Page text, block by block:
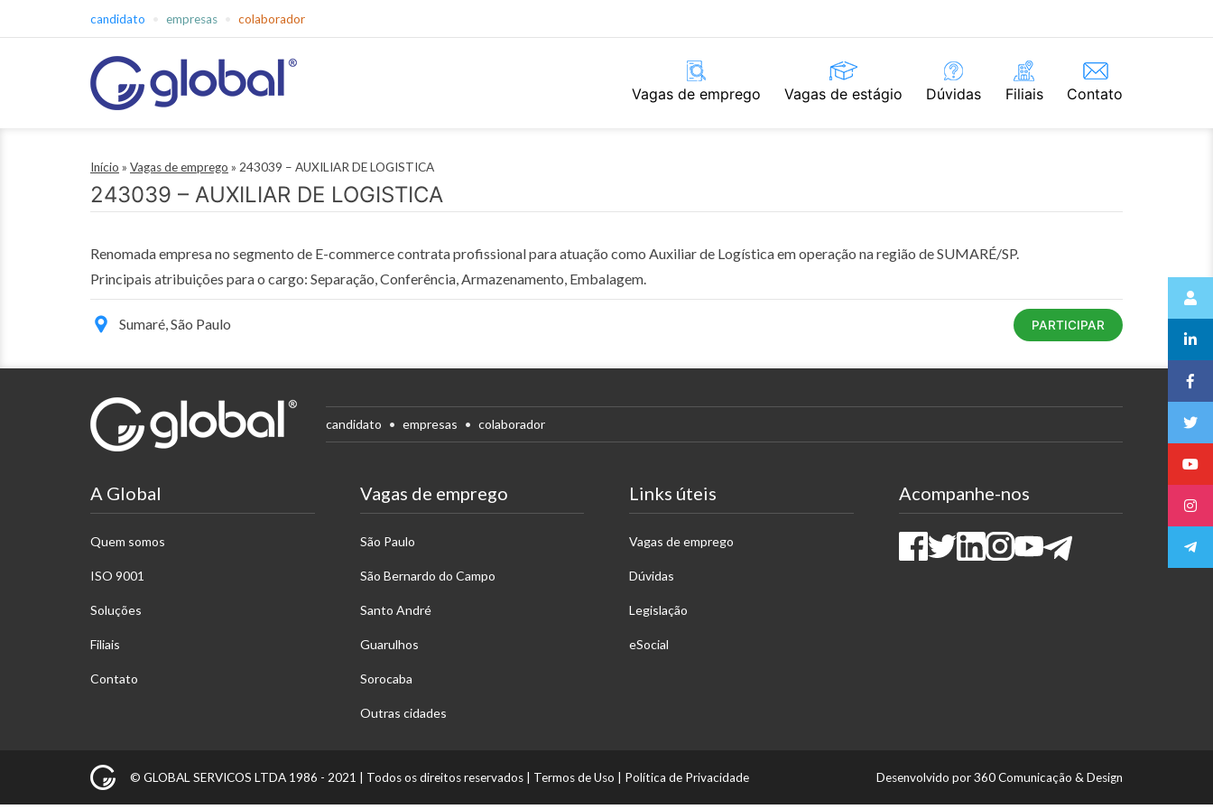
para
candidato empresas colaborador
Empregos
Vagas de emprego Vagas de estágio Dúvidas Filiais Contato
Início » Vagas de emprego » 243039 – AUXILIAR DE LOGISTICA
243039 – AUXILIAR DE LOGISTICA
Renomada empresa no segmento de E-commerce contrata profissional para atuação como Auxiliar de Logística em operação na região de SUMARÉ/SP.
Principais atribuições para o cargo: Separação, Conferência, Armazenamento, Embalagem.
Sumaré, São Paulo PARTICIPAR
candidato empresas colaborador
A Global
Quem somos
ISO 9001
Soluções
Filiais
Contato
Vagas de emprego
São Paulo
São Bernardo do Campo
Santo André
Guarulhos
Sorocaba
Outras cidades
Links úteis
Vagas de emprego
Dúvidas
Legislação
eSocial
Acompanhe-nos
Facebook
TwitterLinkedIn
Instagram
YoutubeTelegram
© GLOBAL SERVICOS LTDA 1986 - 2021 | Todos os direitos reservados Termos de Uso Política de Privacidade Desenvolvido por 360 Comunicação & Design